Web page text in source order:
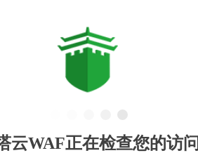
云WAF正在检查您的访问